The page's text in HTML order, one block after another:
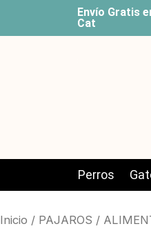
Envío Gratis
Cat
Perros
Inicio / PAJAROS /